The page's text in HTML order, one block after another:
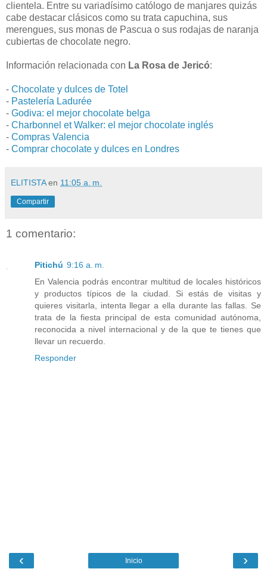
clientela. Entre su variadísimo católogo de manjares quizás
cabe destacar clásicos como su trata capuchina, sus
merengues, sus monas de Pascua o sus rodajas de naranja
cubiertas de chocolate negro.
Información relacionada con La Rosa de Jericó:
- Chocolate y dulces de Totel
- Pastelería Ladurée
- Godiva: el mejor chocolate belga
- Charbonnel et Walker: el mejor chocolate inglés
- Compras Valencia
- Comprar chocolate y dulces en Londres
ELITISTA en 11:05 a. m.
Compartir
1 comentario:
Pitichú 9:16 a. m.
En Valencia podrás encontrar multitud de locales históricos
y productos típicos de la ciudad. Si estás de visitas y
quieres visitarla, intenta llegar a ella durante las fallas. Se
trata de la fiesta principal de esta comunidad autónoma,
reconocida a nivel internacional y de la que te tienes que
llevar un recuerdo.
Responder
‹ ›
Inicio